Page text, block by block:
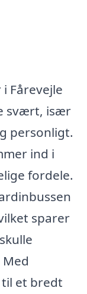
Fårevejle
svært, især
personligt.
ind i
fordele.
sparer
et bredt